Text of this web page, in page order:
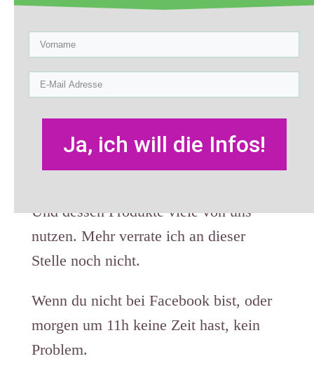
Vormittag, bin ich live auf meiner
Facebook-Seite mit einem Aktien-
Thema. Morgen, am 25. Mai 2018
ebenfalls.
Und dessen Produkte viele von uns
nutzen. Mehr verrate ich an dieser
Stelle noch nicht.
Wenn du nicht bei Facebook bist, oder
morgen um 11h keine Zeit hast, kein
Problem.
Ja, ich will die Infos!